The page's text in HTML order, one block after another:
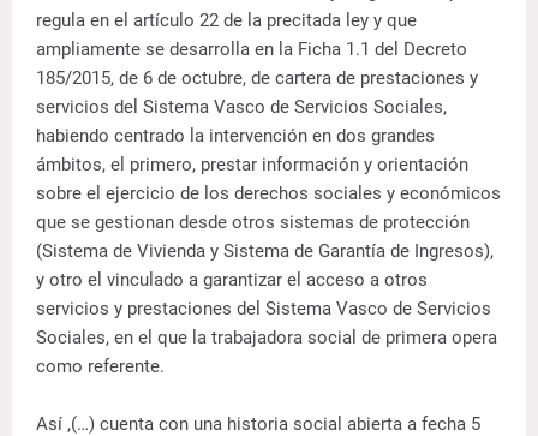
regula en el artículo 22 de la precitada ley y que
ampliamente se desarrolla en la Ficha 1.1 del Decreto
185/2015, de 6 de octubre, de cartera de prestaciones y
servicios del Sistema Vasco de Servicios Sociales,
habiendo centrado la intervención en dos grandes
ámbitos, el primero, prestar información y orientación
sobre el ejercicio de los derechos sociales y económicos
que se gestionan desde otros sistemas de protección
(Sistema de Vivienda y Sistema de Garantía de Ingresos),
y otro el vinculado a garantizar el acceso a otros
servicios y prestaciones del Sistema Vasco de Servicios
Sociales, en el que la trabajadora social de primera opera
como referente.
Así ,(…) cuenta con una historia social abierta a fecha 5